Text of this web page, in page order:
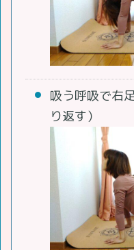
吸う呼吸で右
り返す）